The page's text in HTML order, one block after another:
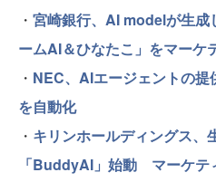
・ 宮崎銀行、AI modelが生成
ームAI＆ひなたこ」をマーケ
・ NEC、AIエージェントの
を自動化
・ キリンホールディングス、
「BuddyAI」始動 マーケテ